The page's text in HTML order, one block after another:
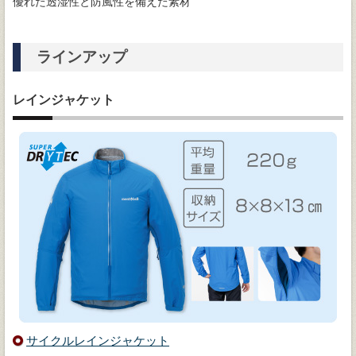
ラインアップ
レインジャケット
サイクルレインジャケット